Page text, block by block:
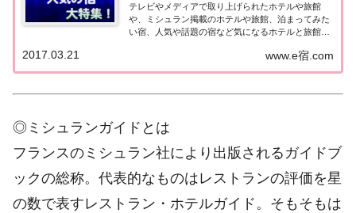
テレビやメディアで取り上げられたホテルや旅館
や、ミシュラン掲載のホテルや旅館、泊まってみた
い宿、人気や話題の宿など気になるホテルと旅館の
みてください♪気になる話題のホテル＆旅館北海
道・東北の宿北海道の宿 メディア（TV）掲載 開
www.e宿.com
2017.03.21
◎ミシュランガイドとは
フランスのミシュラン社により出版されるガイドブ
ックの総称。代表的なものはレストランの評価を星
の数で表すレストラン・ホテルガイド。そもそもは